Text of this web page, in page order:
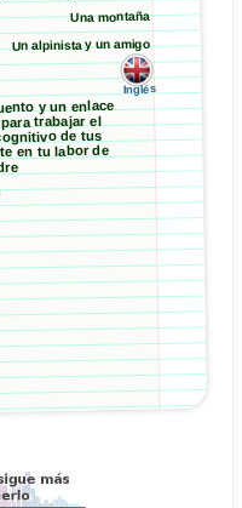
Una montaña
Un alpinista y un amigo
Inglés
y un enlace
trabajar el
de tus
en tu labor de